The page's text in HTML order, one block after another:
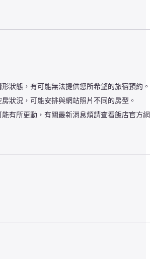
狀態，有可能無法提供您所希望的旅宿預約。
狀況，可能安排與網站照片不同的房型。
能有所更動，有關最新消息煩請查看飯店官方網